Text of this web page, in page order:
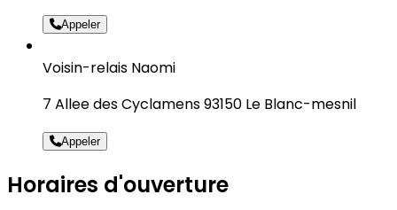
Appeler
Voisin-relais Naomi
7 Allee des Cyclamens 93150 Le Blanc-mesnil
Appeler
Horaires d'ouverture